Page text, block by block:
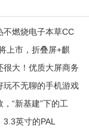
不燃烧电子本草CC
上市，折叠屏+麒
很大！优质大屏商务
不无聊的手机游戏
“新基建”下的工
英寸的PAL